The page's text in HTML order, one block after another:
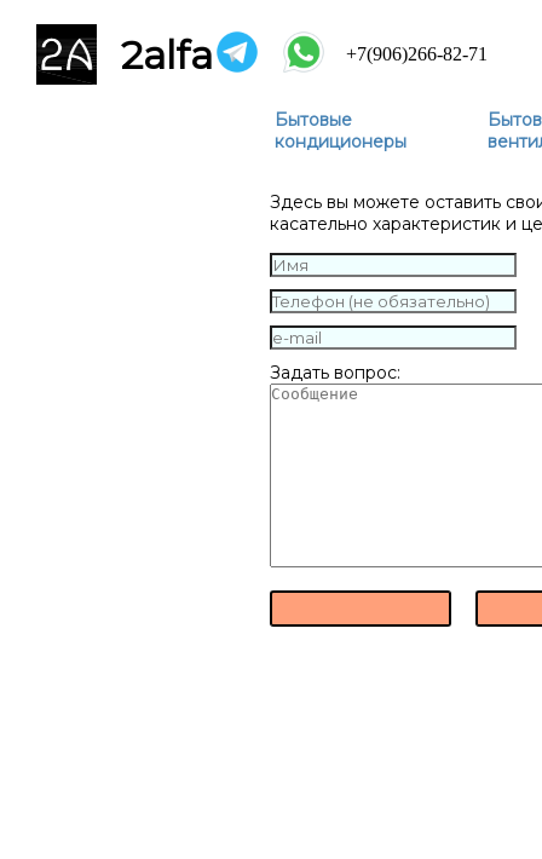
2alfa +7(906)266-82-71
Бытовые
кондиционеры
Здесь вы можете оставить
касательно характеристик и
Задать вопрос: